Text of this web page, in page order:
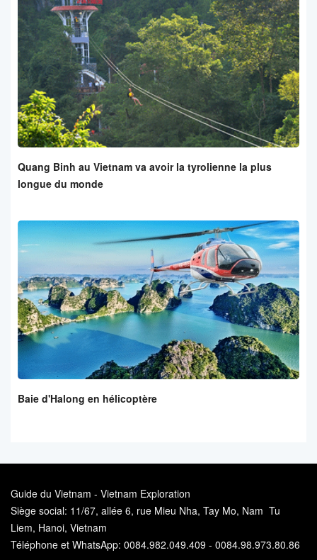
Quang Binh au Vietnam va avoir la tyrolienne la plus
longue du monde
Baie d'Halong en hélicoptère
Guide du Vietnam - Vietnam Exploration
Siège social: 11/67, allée 6, rue Mieu Nha, Tay Mo, Nam Tu
Liem, Hanoi, Vietnam
Téléphone et WhatsApp: 0084.982.049.409 - 0084.98.973.80.86